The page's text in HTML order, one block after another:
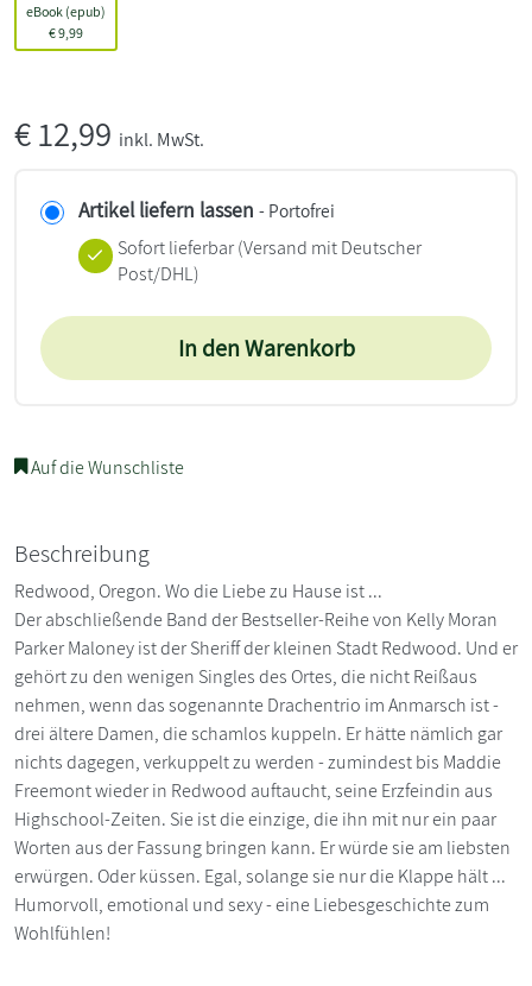
eBook (epub)
€9,99
€12,99 inkl. MwSt.
Artikel liefern lassen - Portofrei
Sofort lieferbar(Versand mit Deutscher
Post/DHL)
In den Warenkorb
Auf die Wunschliste
Beschreibung
Redwood, Oregon. Wo die Liebe zu Hause ist ...
Der abschließende Band der Bestseller-Reihe von Kelly Moran
Parker Maloney ist der Sheriff der kleinen Stadt Redwood. Und er
gehört zu den wenigen Singles des Ortes, die nicht Reißaus
nehmen, wenn das sogenannte Drachentrio im Anmarsch ist -
drei ältere Damen, die schamlos kuppeln. Er hätte nämlich gar
nichts dagegen, verkuppelt zu werden - zumindest bis Maddie
Freemont wieder in Redwood auftaucht, seine Erzfeindin aus
Highschool-Zeiten. Sie ist die einzige, die ihn mit nur ein paar
Worten aus der Fassung bringen kann. Er würde sie am liebsten
erwürgen. Oder küssen. Egal, solange sie nur die Klappe hält ...
Humorvoll, emotional und sexy - eine Liebesgeschichte zum
Wohlfühlen!